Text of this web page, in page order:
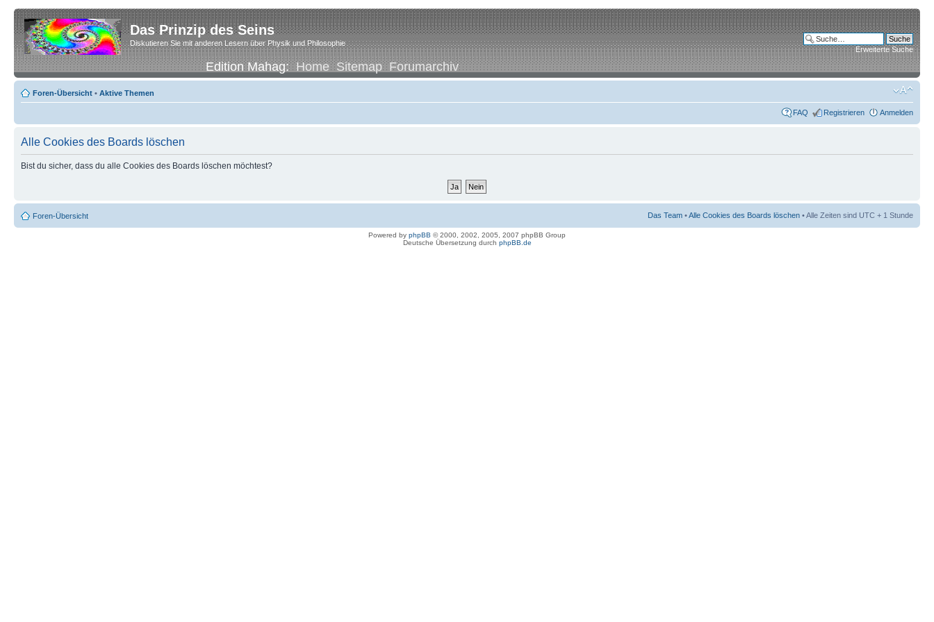
Das Prinzip des Seins
Diskutieren Sie mit anderen Lesern über Physik und Philosophie
Edition Mahag:Home Sitemap Forumarchiv
Erweiterte Suche
Foren-Übersicht • Aktive Themen
FAQ Registrieren Anmelden
Alle Cookies des Boards löschen
Bist du sicher, dass du alle Cookies des Boards löschen möchtest?
Foren-Übersicht Das Team •Alle Cookies des Boards löschen • Alle Zeiten sind UTC + 1 Stunde
Powered by phpBB © 2000, 2002, 2005, 2007 phpBB Group
Deutsche Übersetzung durch phpBB.de